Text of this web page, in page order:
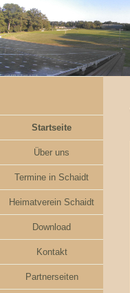
Startseite
Über uns
Termine in Schaidt
Heimatverein Schaidt
Download
Kontakt
Partnerseiten